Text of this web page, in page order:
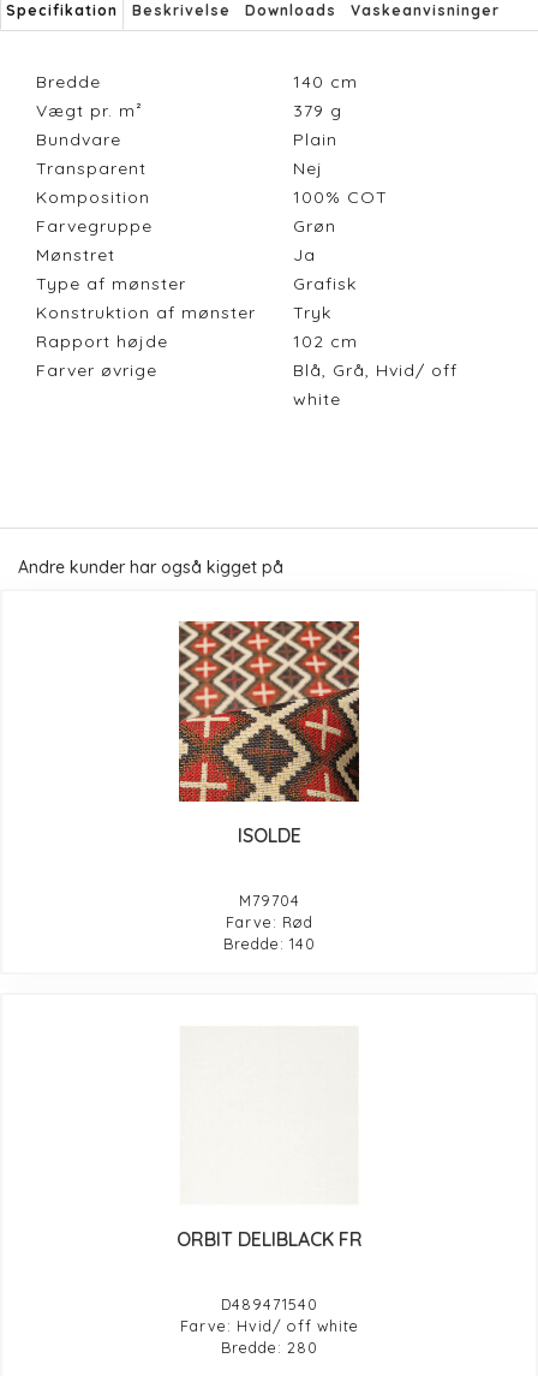
Specifikation Beskrivelse Downloads Vaskeanvisninger
Bredde 140 cm
Vægt pr. m²
379 g
Bundvare
Plain
Transparent
Nej
Komposition
100% COT
Farvegruppe
Grøn
Mønstret
Ja
Type af mønster
Grafisk
Konstruktion af mønster
Tryk
Rapport højde
102 cm
Farver øvrige
Blå, Grå, Hvid/ off
white
Andre kunder har også kigget på
ISOLDE
M79704
Farve: Rød
Bredde: 140
ORBIT DELIBLACK FR
D489471540
Farve: Hvid/ off white
Bredde: 280